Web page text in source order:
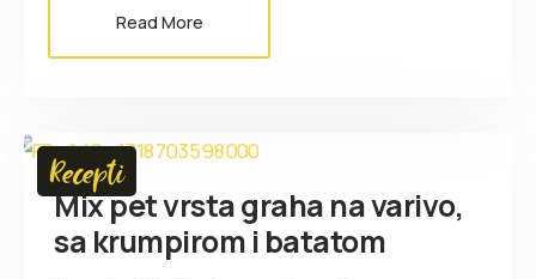
Read More
Recepti
Mix pet vrsta graha na varivo,
sa krumpirom i batatom